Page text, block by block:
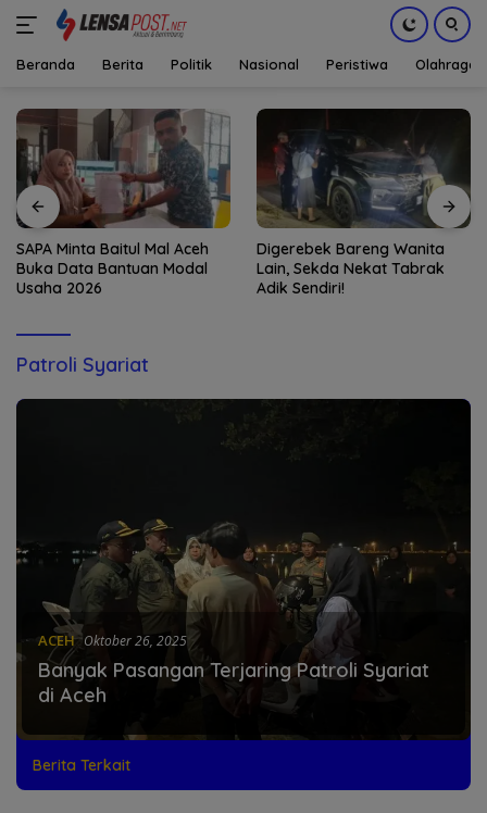
konten
Beranda Berita Politik Nasional Peristiwa Olahraga
SAPA Minta Baitul Mal Aceh
Buka Data Bantuan Modal
Usaha 2026
Digerebek Bareng Wanita
Lain, Sekda Nekat Tabrak
Adik Sendiri!
Patroli Syariat
ACEH Oktober 26, 2025
Banyak Pasangan Terjaring Patroli Syariat
di Aceh
Berita Terkait